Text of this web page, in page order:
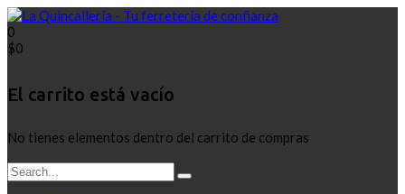
0
$0
El carrito está vacío
No tienes elementos dentro del carrito de compras